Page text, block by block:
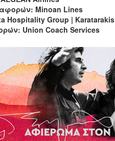
Minoan Lines
Hospitality Group | Karatarakis
Union Coach Services